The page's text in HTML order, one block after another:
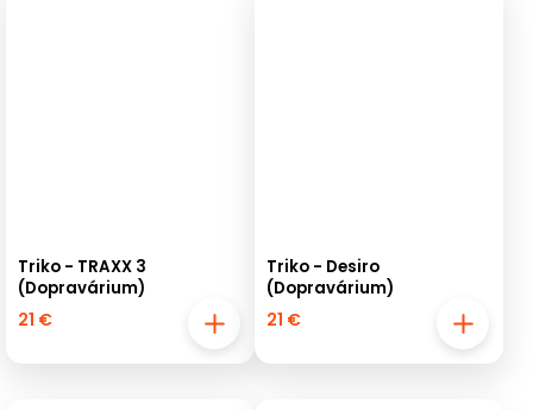
Triko - TRAXX 3
(Dopravárium)
21 €
Triko - Desiro
(Dopravárium)
21 €